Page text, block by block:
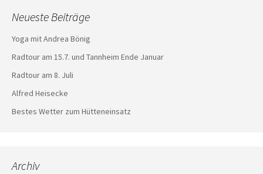
Neueste Beiträge
Yoga mit Andrea Bönig
Radtour am 15.7. und Tannheim Ende Januar
Radtour am 8. Juli
Alfred Heisecke
Bestes Wetter zum Hütteneinsatz
Archiv